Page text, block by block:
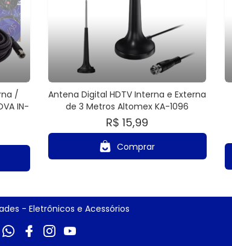
/
IN-
Antena Digital HDTV Interna e Externa
de 3 Metros Altomex KA-1096
R$ 15,99
Comprar
- Eletrônicos e Acessórios